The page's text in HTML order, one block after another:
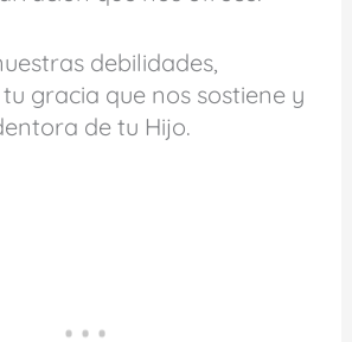
debilidades,
gracia que nos sostiene y
de tu Hijo.